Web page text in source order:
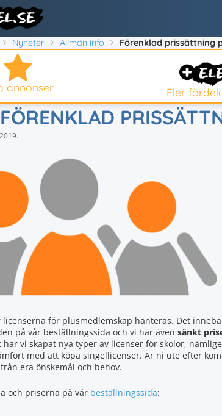
Nyheter Allmän info Förenklad prissättning
annonser Fler
FÖRENKLAD
.
för plusmedlemskap hanteras. Det
på vår beställningssida och vi har även sänkt
vi skapat nya typer av licenser för skolor,
med att köpa singellicenser. Är ni ute efter
era önskemål och behov.
och priserna på vår beställningssida: